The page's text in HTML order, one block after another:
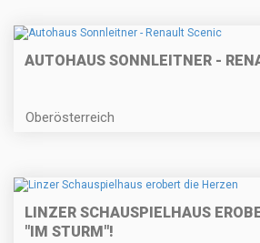
AUTOHAUS SONNLEITNER -
Oberösterreich
LINZER SCHAUSPIELHAUS
"IM STURM"!